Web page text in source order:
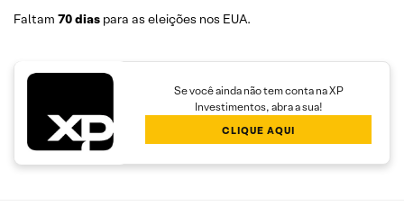
Faltam 70 dias para as eleições nos EUA.
Se você ainda não tem conta na XP
Investimentos, abra a sua!
CLIQUE AQUI